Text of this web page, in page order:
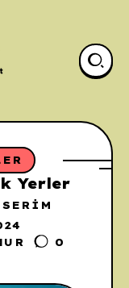
Yerler
0